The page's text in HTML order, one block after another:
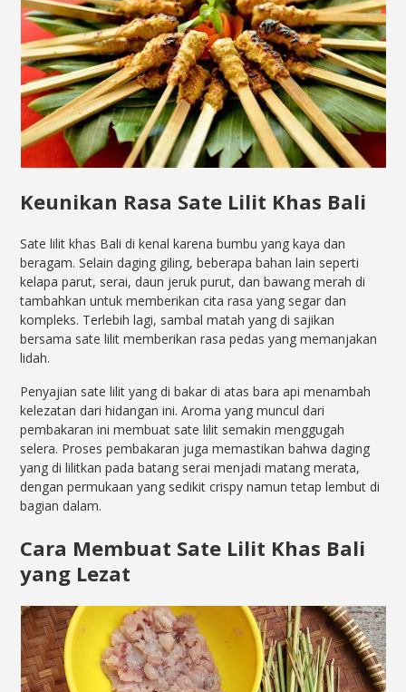
Keunikan Rasa Sate Lilit Khas Bali
Sate lilit khas Bali di kenal karena bumbu yang kaya dan
beragam. Selain daging giling, beberapa bahan lain seperti
kelapa parut, serai, daun jeruk purut, dan bawang merah di
tambahkan untuk memberikan cita rasa yang segar dan
kompleks. Terlebih lagi, sambal matah yang di sajikan
bersama sate lilit memberikan rasa pedas yang memanjakan
lidah.
Penyajian sate lilit yang di bakar di atas bara api menambah
kelezatan dari hidangan ini. Aroma yang muncul dari
pembakaran ini membuat sate lilit semakin menggugah
selera. Proses pembakaran juga memastikan bahwa daging
yang di lilitkan pada batang serai menjadi matang merata,
dengan permukaan yang sedikit crispy namun tetap lembut di
bagian dalam.
Cara Membuat Sate Lilit Khas Bali
yang Lezat